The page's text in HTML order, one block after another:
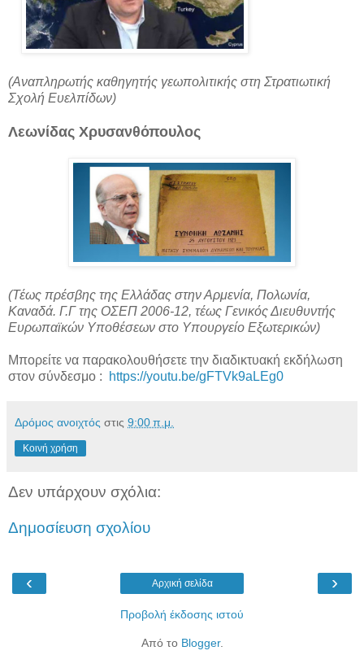
(Αναπληρωτής καθηγητής γεωπολιτικής στη Στρατιωτική
Σχολή Ευελπίδων)
Λεωνίδας Χρυσανθόπουλος
(Τέως πρέσβης της Ελλάδας στην Αρμενία, Πολωνία,
Καναδά. Γ.Γ της ΟΣΕΠ 2006-12, τέως Γενικός Διευθυντής
Ευρωπαϊκών Υποθέσεων στο Υπουργείο Εξωτερικών)
Μπορείτε να παρακολουθήσετε την διαδικτυακή εκδήλωση
στον σύνδεσμο :
https://youtu.be/gFTVk9aLEg0
Δρόμος ανοιχτός στις 9:00 π.μ.
Κοινή χρήση
Δεν υπάρχουν σχόλια:
Δημοσίευση σχολίου
‹ ›
Αρχική σελίδα
Προβολή έκδοσης ιστού
Από το Blogger.